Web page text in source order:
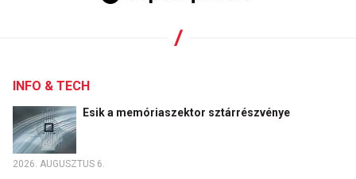
INFO & TECH
Esik a memóriaszektor sztárrészvénye
2026. AUGUSZTUS 6.